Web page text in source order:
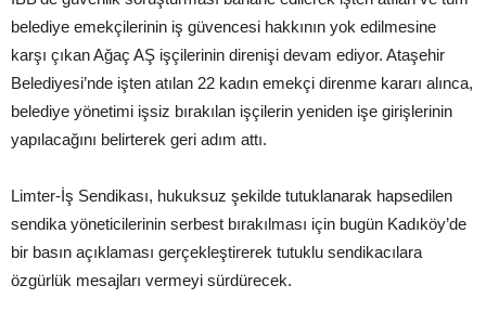
belediye emekçilerinin iş güvencesi hakkının yok edilmesine
karşı çıkan Ağaç AŞ işçilerinin direnişi devam ediyor. Ataşehir
Belediyesi’nde işten atılan 22 kadın emekçi direnme kararı alınca,
belediye yönetimi işsiz bırakılan işçilerin yeniden işe girişlerinin
yapılacağını belirterek geri adım attı.
Limter-İş Sendikası, hukuksuz şekilde tutuklanarak hapsedilen
sendika yöneticilerinin serbest bırakılması için bugün Kadıköy’de
bir basın açıklaması gerçekleştirerek tutuklu sendikacılara
özgürlük mesajları vermeyi sürdürecek.